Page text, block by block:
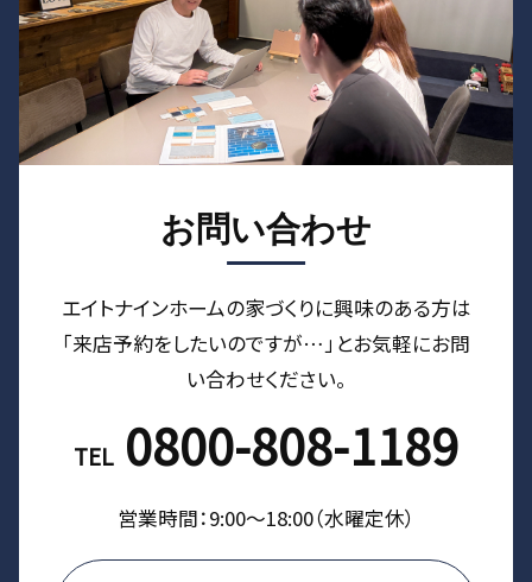
お問い合わせ
エイトナインホームの家づくりに興味のある⽅は
「来店予約をしたいのですが…」とお気軽にお問
い合わせください。
TEL 0800-808-1189
営業時間：9:00〜18:00（⽔曜定休）